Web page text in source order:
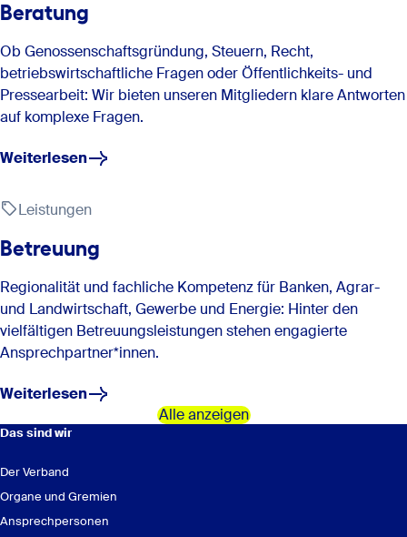
Beratung
Ob Genossenschaftsgründung, Steuern, Recht,
betriebswirtschaftliche Fragen oder Öffentlichkeits- und
Pressearbeit: Wir bieten unseren Mitgliedern klare Antworten
auf komplexe Fragen.
Weiterlesen
Leistungen
Betreuung
Regionalität und fachliche Kompetenz für Banken, Agrar-
und Landwirtschaft, Gewerbe und Energie: Hinter den
vielfältigen Betreuungsleistungen stehen engagierte
Ansprechpartner*innen.
Weiterlesen
Alle anzeigen
Das sind wir
Der Verband
Organe und Gremien
Ansprechpersonen